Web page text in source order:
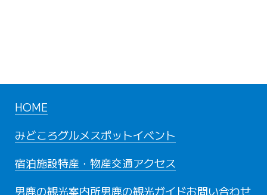
HOME
みどころグルメスポットイベント
宿泊施設特産・物産交通アクセス
男鹿の観光案内所男鹿の観光ガイドお問い合わせ